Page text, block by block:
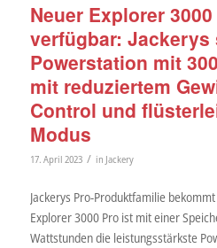
Neuer Explorer
verfügbar: Jackerys
Powerstation mit
mit reduziertem
Control und
Modus
17. April 2023 / in Jackery
Jackerys Pro-Produktfamilie
Explorer 3000 Pro ist mit einer
Wattstunden die leistungsstärkste